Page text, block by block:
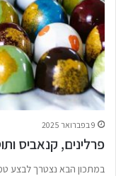
9 בפברואר 2025
פרלינים, קנאביס
במתכון הבא נצטרך לבצע